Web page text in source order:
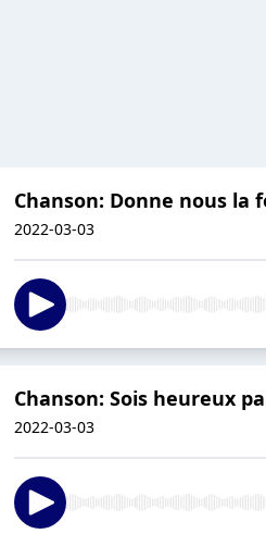
Chanson: Donne nous la
2022-03-03
Chanson: Sois heureux
2022-03-03